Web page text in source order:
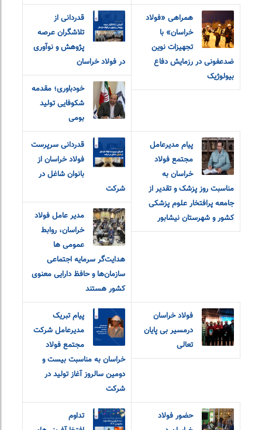
همراهی «فولاد
خراسان» با
تجهیزات نوین
ضدعفونی در رزمایش دفاع
بیولوژیک
قدردانی از
تلاشگران عرصه
پژوهش و نوآوری
در فولاد خراسان
خودباوری؛ مقدمه
شکوفایی تولید
بومی
پیام مدیرعامل
مجتمع فولاد
خراسان به
مناسبت روز پزشک و تقدیر از
جامعه پرافتخار علوم پزشکی
کشور و شهرستان نیشابور
قدردانی سرپرست
فولاد خراسان از
بانوان شاغل در
شرکت
مدیر عامل فولاد
خراسان، روابط
عمومی ها
هدایت‌گر سرمایه اجتماعی
سازمان‌ها و حافظ دارایی معنوی
کشور هستند
فولاد خراسان
درمسیر بی پایان
تعالی
پیام تبریک
مدیرعامل شرکت
مجتمع فولاد
خراسان به مناسبت بیست و
دومین سالروز آغاز تولید در
شرکت
حضور فولاد
تداوم